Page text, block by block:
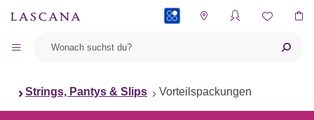
Strings, Pantys & Slips Vorteilspackungen